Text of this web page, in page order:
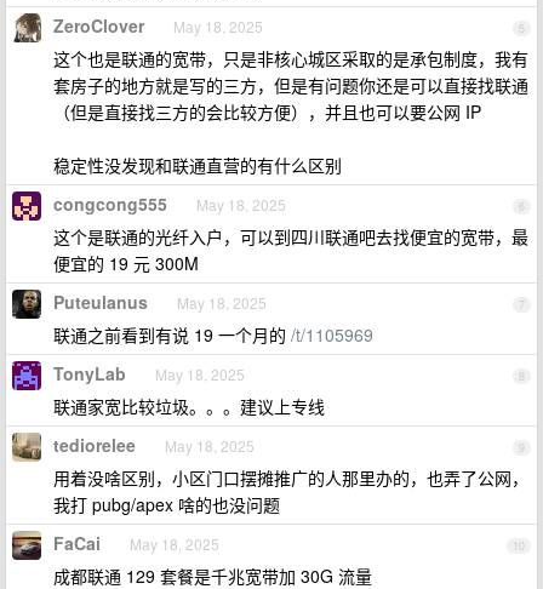
5
ZeroClover May 18, 2025
这个也是联通的宽带，只是非核心城区采取的是承包制度，我有
套房子的地方就是写的三方，但是有问题你还是可以直接找联通
（但是直接找三方的会比较方便），并且也可以要公网 IP
稳定性没发现和联通直营的有什么区别
6
congcong555 May 18, 2025
这个是联通的光纤入户，可以到四川联通吧去找便宜的宽带，最
便宜的 19 元 300M
7
Puteulanus May 18, 2025
联通之前看到有说 19 一个月的 /t/1105969
8
TonyLab May 18, 2025
联通家宽比较垃圾。。。建议上专线
9
tediorelee May 18, 2025
用着没啥区别，小区门口摆摊推广的人那里办的，也弄了公网，
我打 pubg/apex 啥的也没问题
10
FaCai May 18, 2025
成都联通 129 套餐是千兆宽带加 30G 流量